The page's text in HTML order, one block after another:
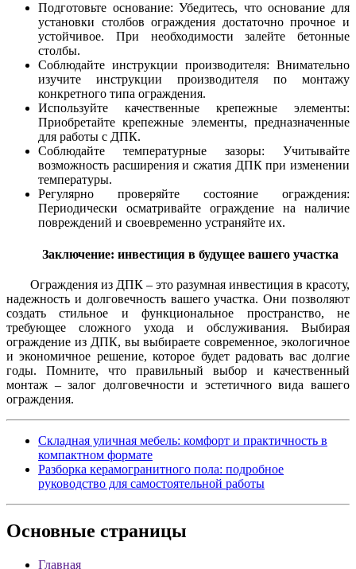
Подготовьте основание: Убедитесь, что основание для
установки столбов ограждения достаточно прочное и
устойчивое. При необходимости залейте бетонные
столбы.
Соблюдайте инструкции производителя: Внимательно
изучите инструкции производителя по монтажу
конкретного типа ограждения.
Используйте качественные крепежные элементы:
Приобретайте крепежные элементы, предназначенные
для работы с ДПК.
Соблюдайте температурные зазоры: Учитывайте
возможность расширения и сжатия ДПК при изменении
температуры.
Регулярно проверяйте состояние ограждения:
Периодически осматривайте ограждение на наличие
повреждений и своевременно устраняйте их.
Заключение: инвестиция в будущее вашего участка
Ограждения из ДПК – это разумная инвестиция в красоту,
надежность и долговечность вашего участка. Они позволяют
создать стильное и функциональное пространство, не
требующее сложного ухода и обслуживания. Выбирая
ограждение из ДПК, вы выбираете современное, экологичное
и экономичное решение, которое будет радовать вас долгие
годы. Помните, что правильный выбор и качественный
монтаж – залог долговечности и эстетичного вида вашего
ограждения.
Складная уличная мебель: комфорт и практичность в
компактном формате
Разборка керамогранитного пола: подробное
руководство для самостоятельной работы
Основные страницы
Главная